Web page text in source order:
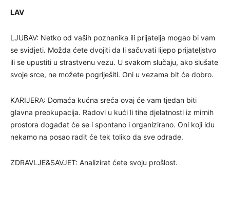
LAV
LJUBAV: Netko od vaših poznanika ili prijatelja mogao bi vam
se svidjeti. Možda ćete dvojiti da li sačuvati lijepo prijateljstvo
ili se upustiti u strastvenu vezu. U svakom slučaju, ako slušate
svoje srce, ne možete pogriješiti. Oni u vezama bit će dobro.
KARIJERA: Domaća kućna sreća ovaj će vam tjedan biti
glavna preokupacija. Radovi u kući li tihe djelatnosti iz mirnih
prostora događat će se i spontano i organizirano. Oni koji idu
nekamo na posao radit će tek toliko da sve odrade.
ZDRAVLJE&SAVJET: Analizirat ćete svoju prošlost.